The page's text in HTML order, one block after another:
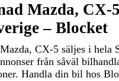
Mazda, CX-
– Blocket
CX-5 säljes i hela
från såväl
Handla din bil hos